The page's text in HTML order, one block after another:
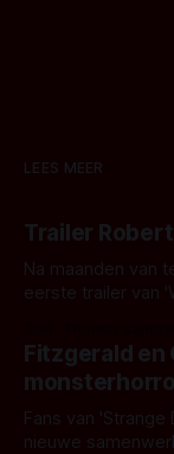
LEES MEER
Trailer
Na maanden van
eerste trailer van
kille stijl vol
het het al
Fitzgerald en
Fans van
nieuwe